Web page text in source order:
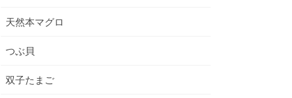
天然本マグロ
つぶ貝
双子たまご